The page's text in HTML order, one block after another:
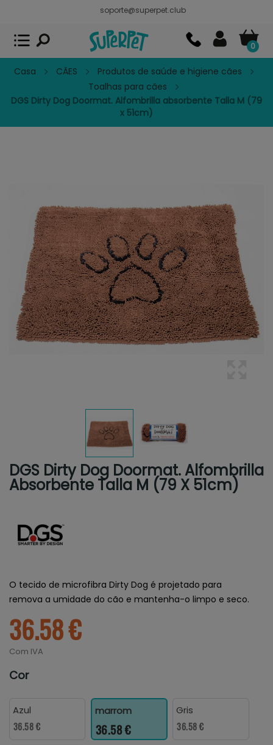
soporte@superpet.club
0
Casa CÃES
Produtos de saúde e higiene cães
Toalhas para cães
DGS Dirty Dog Doormat. Alfombrilla absorbente Talla M (79
x 51cm)
DGS Dirty Dog Doormat. Alfombrilla
Absorbente Talla M (79 X 51cm)
O tecido de microfibra Dirty Dog é projetado para
remova a umidade do cão e mantenha-o limpo e seco.
36.58 €
Com IVA
Cor
Azul
36.58 €
marrom
36.58 €
Gris
36.58 €
Superpet, comida para mascotas
APP GRATIS - En Google Play